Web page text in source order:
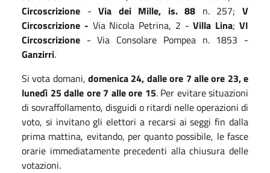
Circoscrizione -Via dei Mille, is. 88 n. 257;V
Circoscrizione - Via Nicola Petrina, 2 -Villa Lina;VI
Circoscrizione - Via Consolare Pompea n. 1853 -
Ganzirri.
Si vota domani,domenica 24, dalle ore 7 alle ore 23, e
lunedì 25 dalle ore 7 alle ore 15. Per evitare situazioni
di sovraffollamento, disguidi o ritardi nelle operazioni di
voto, si invitano gli elettori a recarsi ai seggi fin dalla
prima mattina, evitando, per quanto possibile, le fasce
orarie immediatamente precedenti alla chiusura delle
votazioni.